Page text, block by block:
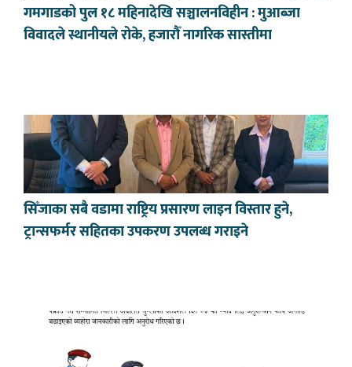
गमगाडको पुल १८ महिनादेखि सञ्चालनविहीन : मुआब्जा
विवादले स्थानीयले रोके, हजारौँ नागरिक सास्तीमा
सिँजाका सबै वडामा राष्ट्रिय प्रसारण लाइन विस्तार हुने,
ट्रान्सफर्मर सहितका उपकरण उपलब्ध गराइने